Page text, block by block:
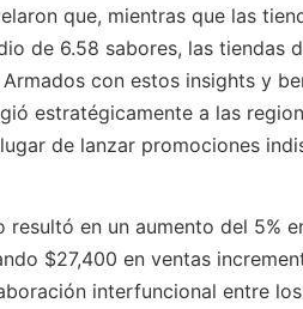
que, mientras que las
de 6.58 sabores, las tiendas
con estos insights y
estratégicamente a las
de lanzar promociones
resultó en un aumento del 5%
$27,400 en ventas
interfuncional entre